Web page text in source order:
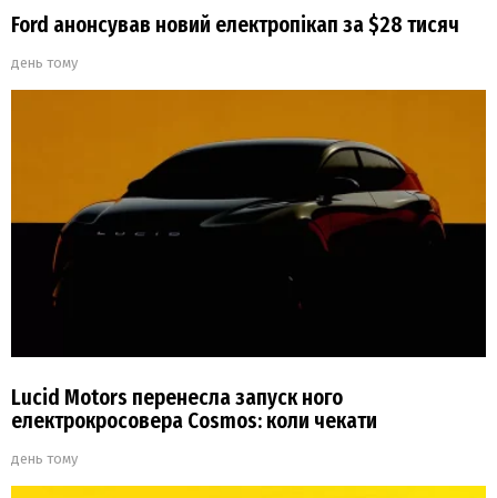
Ford анонсував новий електропікап за $28 тисяч
день тому
Lucid Motors перенесла запуск ного
електрокросовера Cosmos: коли чекати
день тому